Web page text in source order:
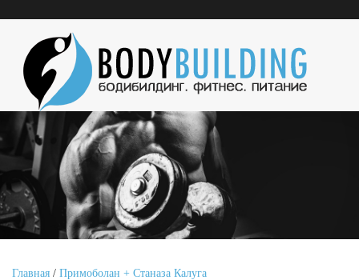
Главная / Примоболан + Станаза Калуга